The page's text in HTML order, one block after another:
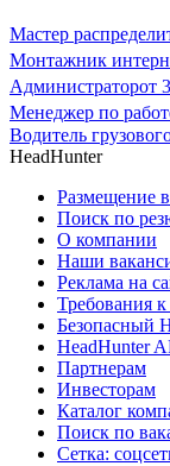
Мастер
Монтажник
Администраторот
Менеджер по
Водитель
HeadHunter
Размещение
Поиск по
О компании
Наши
Реклама на
Требования
Безопасный
HeadHunter
Партнерам
Инвесторам
Каталог
Поиск по
Сетка: